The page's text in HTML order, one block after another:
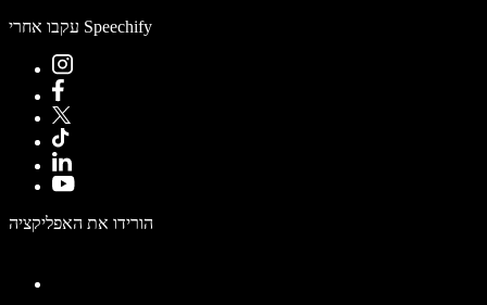
עקבו אחרי Speechify
הורידו את האפליקציה